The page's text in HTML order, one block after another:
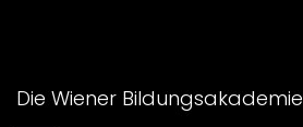
Die Wiener Bildungsakademie